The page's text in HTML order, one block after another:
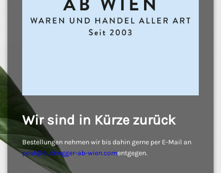
Wir sind in Kürze zurück
Bestellungen nehmen wir bis dahin gerne per E-Mail an
post@buchegger-ab-wien.comentgegen.